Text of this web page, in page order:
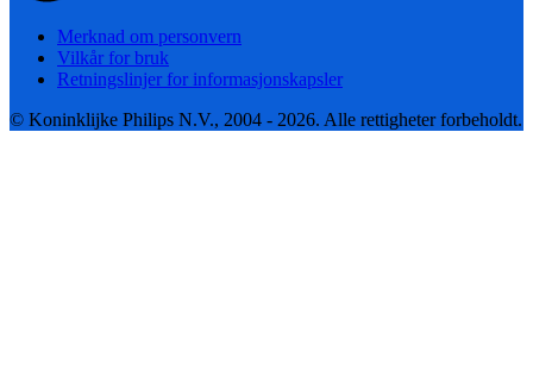
Merknad om personvern
Vilkår for bruk
Retningslinjer for informasjonskapsler
© Koninklijke Philips N.V., 2004 - 2026. Alle rettigheter forbeholdt.